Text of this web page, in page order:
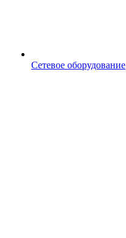
Сетевое оборудование